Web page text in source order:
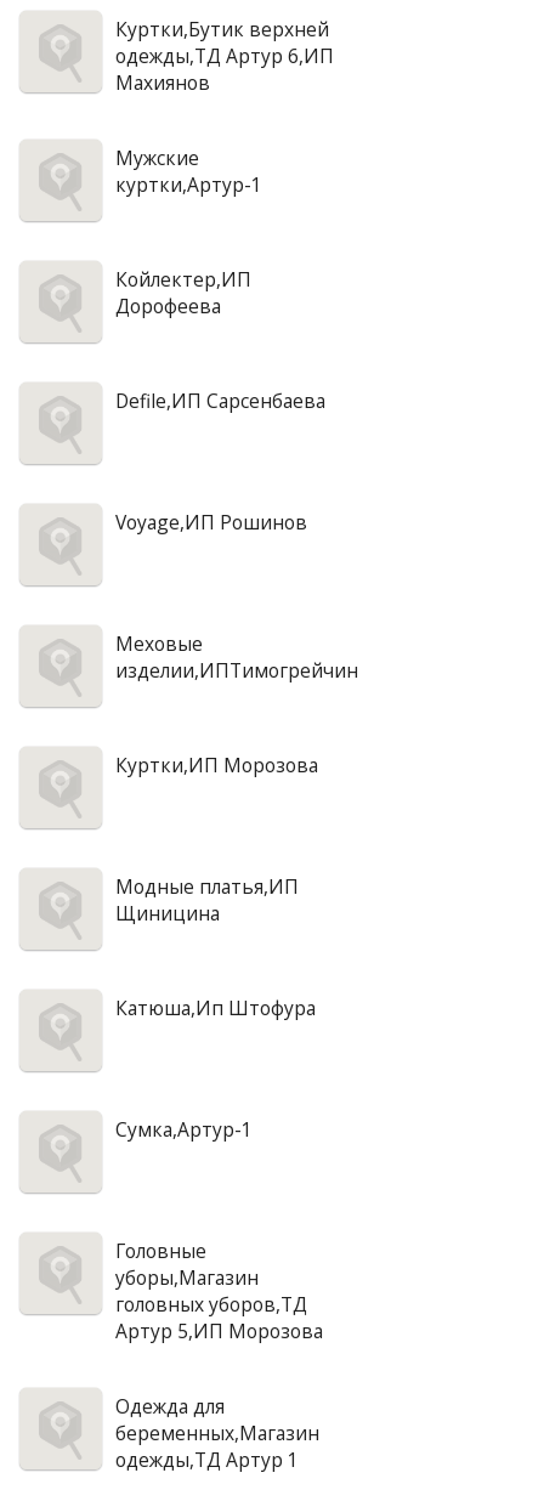
Куртки,Бутик верхней
одежды,ТД Артур 6,ИП
Махиянов
Мужские
куртки,Артур-1
Койлектер,ИП
Дорофеева
Defile,ИП Сарсенбаева
Voyage,ИП Рошинов
Меховые
изделии,ИПТимогрейчин
Куртки,ИП Морозова
Модные платья,ИП
Щиницина
Катюша,Ип Штофура
Сумка,Артур-1
Головные
уборы,Магазин
головных уборов,ТД
Артур 5,ИП Морозова
Одежда для
беременных,Магазин
одежды,ТД Артур 1